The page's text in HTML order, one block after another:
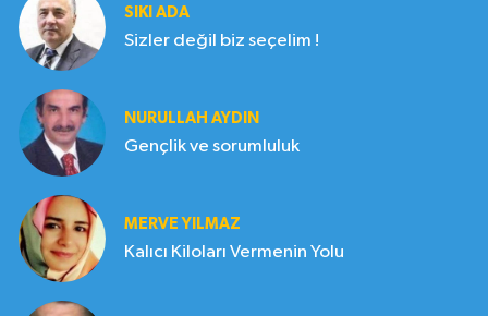
SIKI ADA
Sizler değil biz seçelim !
NURULLAH AYDIN
Gençlik ve sorumluluk
MERVE YILMAZ
Kalıcı Kiloları Vermenin Yolu